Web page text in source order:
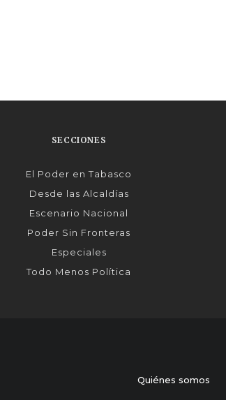
SECCIONES
El Poder en Tabasco
Desde las Alcaldías
Escenario Nacional
Poder Sin Fronteras
Especiales
Todo Menos Política
Quiénes somos